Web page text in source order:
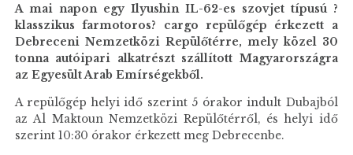
A mai napon egy Ilyushin IL-62-es szovjet típusú ?
klasszikus farmotoros? cargo repülőgép érkezett a
Debreceni Nemzetközi Repülőtérre, mely közel 30
tonna autóipari alkatrészt szállított Magyarországra
az Egyesült Arab Emírségekből.
A repülőgép helyi idő szerint 5 órakor indult Dubajból
az Al Maktoun Nemzetközi Repülőtérről, és helyi idő
szerint 10:30 órakor érkezett meg Debrecenbe.